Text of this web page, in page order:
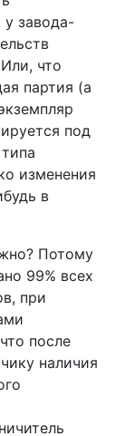
у завода-
что
партия (а
под
изменения
в
Потому
99% всех
при
после
наличия